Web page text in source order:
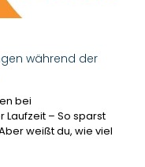
während der
bei
– So sparst
weißt du, wie viel